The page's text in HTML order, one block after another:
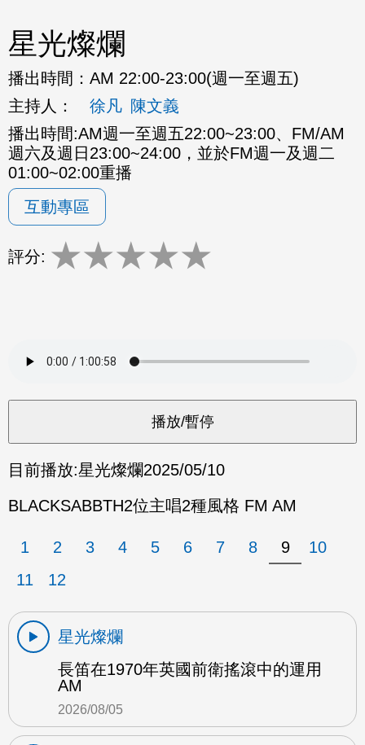
星光燦爛
播出時間： AM 22:00-23:00(週一至週五)
主持人：
徐凡 陳文義
播出時間:AM週一至週五22:00~23:00、FM/AM
週六及週日23:00~24:00，並於FM週一及週二
01:00~02:00重播
互動專區
評分: ★★★★★
目前播放:星光燦爛2025/05/10
BLACKSABBTH2位主唱2種風格 FM AM
1 2 3 4 5 6 7 8 9
10
11
12
星光燦爛
長笛在1970年英國前衛搖滾中的運用
AM
2026/08/05